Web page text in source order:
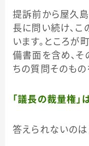
提訴前から屋久
長に問い続け、
います。ところが
備書面を含め、そ
ちの質問そのもの
「議長の裁量権」
答えられないのは